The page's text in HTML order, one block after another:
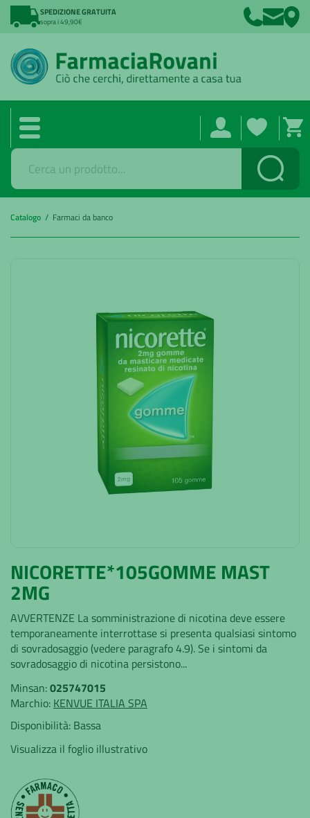
SPEDIZIONE GRATUITA
sopra i 49,90€
Cerca
Catalogo / Farmaci da banco
NICORETTE*105GOMME MAST
2MG
AVVERTENZE La somministrazione di nicotina deve essere
temporaneamente interrottase si presenta qualsiasi sintomo
di sovradosaggio (vedere paragrafo 4.9). Se i sintomi da
sovradosaggio di nicotina persistono...
Minsan:025747015
Marchio: KENVUE ITALIA SPA
Disponibilità: Bassa
Visualizza il foglio illustrativo